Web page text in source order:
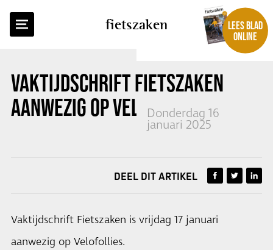
fietszaken
LEES BLAD
ONLINE
VAKTIJDSCHRIFT FIETSZAKEN
AANWEZIG OP VELOFOLLIES
Donderdag 16
januari 2025
TERUG NAAR OVERZICHT
DEEL DIT ARTIKEL
Vaktijdschrift Fietszaken is vrijdag 17 januari
aanwezig op Velofollies.